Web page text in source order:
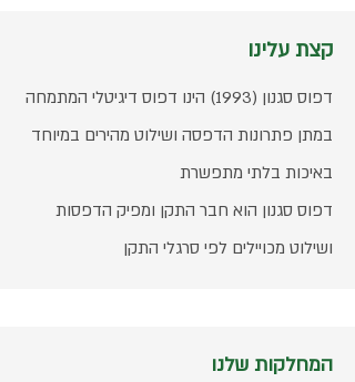
קצת עלינו
דפוס סגנון (1993) הינו דפוס דיגיטלי המתמחה
במתן פתרונות הדפסה ושילוט מהירים במיוחד
באיכות בלתי מתפשרת
דפוס סגנון הוא חבר התקן ומפיק הדפסות
ושילוט מכויילים לפי סרגלי התקן
המחלקות שלנו